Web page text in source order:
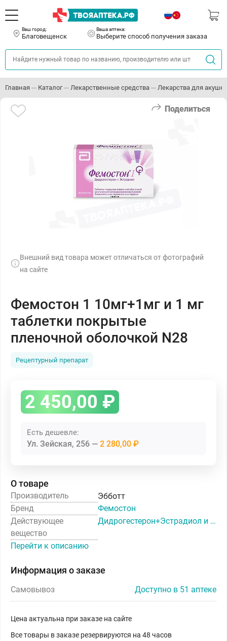
Ваш город:
Благовещенск
Ваша аптека:
Выберите способ получения заказа
Главная Каталог Лекарственные средства Лекарства для
Поделиться
Внешний вид товара может отличаться от фотографий
на сайте
Фемостон 1 10мг+1мг и 1 мг
таблетки покрытые
пленочной оболочкой N28
Рецептурный препарат
2 450,00 ₽
Есть дешевле:
Ул. Зейская, 256 2 280,00 ₽
О товаре
Производитель
Эбботт
Бренд
Фемостон
Действующее
вещество
Дидрогестерон+Эстрадиол и Эстрадиол [набор]
Перейти к описанию
Информация о заказе
Самовывоз Доступно в 51 аптеке
Цена актуальна при заказе на сайте
Все товары в заказе резервируются на 48 часов